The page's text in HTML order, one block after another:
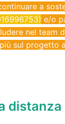
a
e/o
nel team
sul progetto
distanza